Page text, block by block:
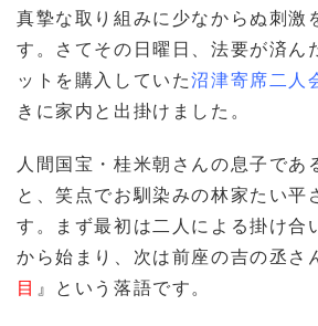
真摯な取り組みに少なからぬ刺激
す。さてその日曜日、法要が済ん
ットを購入していた沼津寄席二人
きに家内と出掛けました。
人間国宝・桂米朝さんの息子であ
と、笑点でお馴染みの林家たい平
す。まず最初は二人による掛け合
から始まり、次は前座の吉の丞さ
目 』という落語です。